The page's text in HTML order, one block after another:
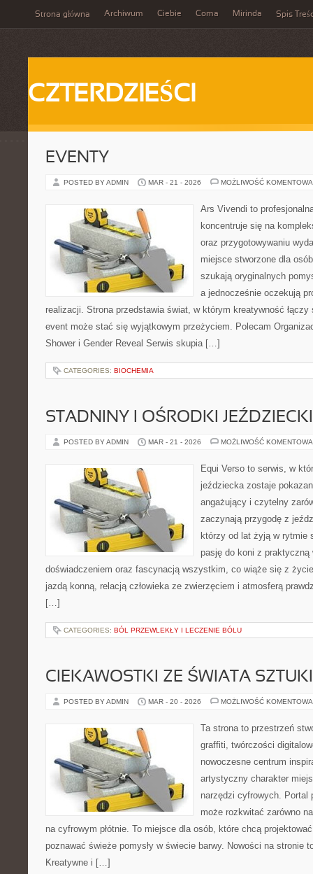
Strona główna Archiwum Ciebie Coma Mirinda Spis
CZTERDZIEŚCI
EVENTY
POSTED BY ADMIN MAR - 21 - 2026 MOŻLIWOŚĆ
Ars Vivendi to
koncentruje się na
oraz przygotowywaniu
miejsce stworzone dla
szukają oryginalnych
a jednocześnie oczekują
realizacji. Strona przedstawia świat, w którym kreatywność
event może stać się wyjątkowym przeżyciem. Polecam
Shower i Gender Reveal Serwis skupia […]
CATEGORIES: BIOCHEMIA
STADNINY I OŚRODKI
POSTED BY ADMIN MAR - 21 - 2026 MOŻLIWOŚĆ
Equi Verso to serwis, w
jeździecka zostaje
angażujący i czytelny
zaczynają przygodę z
którzy od lat żyją w rytmie
pasję do koni z praktyczną
doświadczeniem oraz fascynacją wszystkim, co wiąże się z
jazdą konną, relacją człowieka ze zwierzęciem i atmosferą
[…]
CATEGORIES: BÓL PRZEWLEKŁY I LECZENIE BÓLU
CIEKAWOSTKI ZE ŚWIATA
POSTED BY ADMIN MAR - 20 - 2026 MOŻLIWOŚĆ
Ta strona to przestrzeń
graffiti, twórczości
nowoczesne centrum
artystyczny charakter
narzędzi cyfrowych. Portal
może rozkwitać zarówno
na cyfrowym płótnie. To miejsce dla osób, które chcą
poznawać świeże pomysły w świecie barwy. Nowości na stronie
Kreatywne i […]